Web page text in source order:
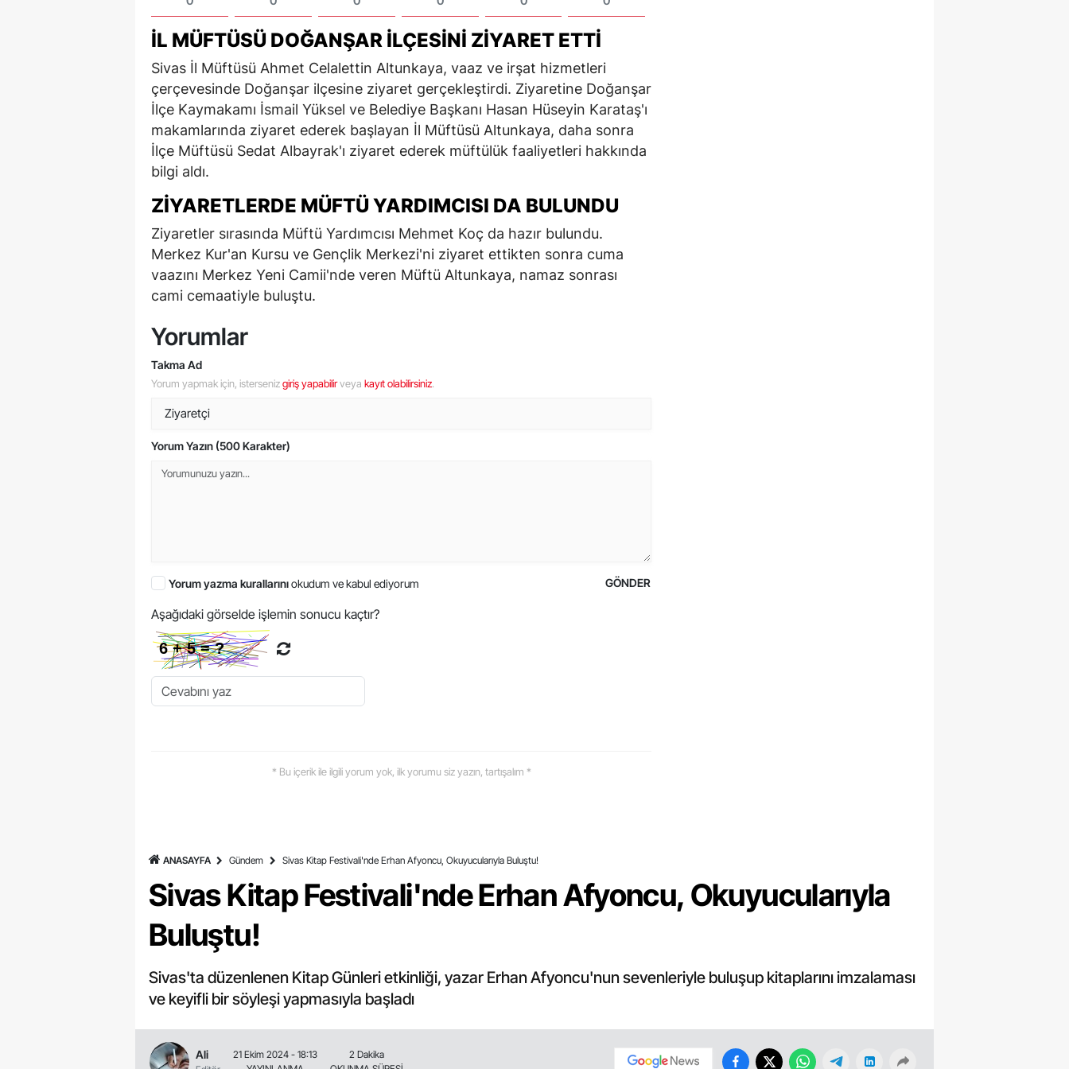
İL MÜFTÜSÜ DOĞANŞAR İLÇESINI ZIYARET ETTI
Sivas İl Müftüsü Ahmet Celalettin Altunkaya, vaaz ve irşat hizmetleri
çerçevesinde Doğanşar ilçesine ziyaret gerçekleştirdi. Ziyaretine Doğanşar
İlçe Kaymakamı İsmail Yüksel ve Belediye Başkanı Hasan Hüseyin Karataş'ı
makamlarında ziyaret ederek başlayan İl Müftüsü Altunkaya, daha sonra
İlçe Müftüsü Sedat Albayrak'ı ziyaret ederek müftülük faaliyetleri hakkında
bilgi aldı.
ZIYARETLERDE MÜFTÜ YARDIMCISI DA BULUNDU
Ziyaretler sırasında Müftü Yardımcısı Mehmet Koç da hazır bulundu.
Merkez Kur'an Kursu ve Gençlik Merkezi'ni ziyaret ettikten sonra cuma
vaazını Merkez Yeni Camii'nde veren Müftü Altunkaya, namaz sonrası
cami cemaatiyle buluştu.
Yorumlar
Takma Ad
Yorum yapmak için, istersenizgiriş yapabilirveya kayıt olabilirsiniz.
Yorum Yazın (500 Karakter)
GÖNDER
Yorum yazma kurallarınıokudum ve kabul ediyorum
Aşağıdaki görselde işlemin sonucu kaçtır?
* Bu içerik ile ilgili yorum yok, ilk yorumu siz yazın, tartışalım *
ANASAYFA Gündem Sivas Kitap Festivali'nde Erhan Afyoncu, Okuyucularıyla Buluştu!
Sivas Kitap Festivali'nde Erhan Afyoncu, Okuyucularıyla
Buluştu!
Sivas'ta düzenlenen Kitap Günleri etkinliği, yazar Erhan Afyoncu'nun sevenleriyle buluşup kitaplarını imzalaması
ve keyifli bir söyleşi yapmasıyla başladı
Ali
21 Ekim 2024 - 18:13
2 Dakika